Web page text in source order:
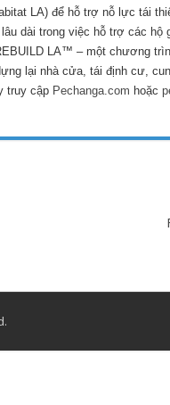
LA) để hỗ trợ nỗ lực tái
dài trong việc hỗ trợ các
LA™ – một chương
lại nhà cửa, tái định cư,
truy cập Pechanga.com hoặc